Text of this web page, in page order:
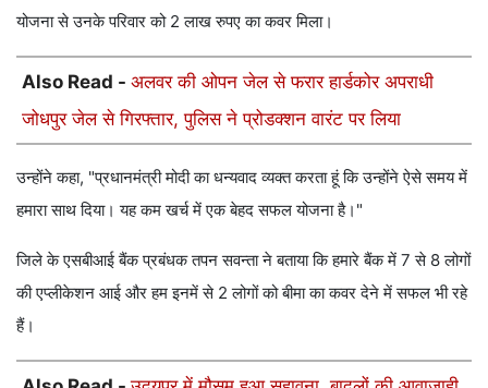
योजना से उनके परिवार को 2 लाख रुपए का कवर मिला।
Also Read - अलवर की ओपन जेल से फरार हार्डकोर अपराधी
जोधपुर जेल से गिरफ्तार, पुलिस ने प्रोडक्शन वारंट पर लिया
उन्होंने कहा, "प्रधानमंत्री मोदी का धन्यवाद व्यक्त करता हूं कि उन्होंने ऐसे समय में
हमारा साथ दिया। यह कम खर्च में एक बेहद सफल योजना है।"
जिले के एसबीआई बैंक प्रबंधक तपन सवन्ता ने बताया कि हमारे बैंक में 7 से 8 लोगों
की एप्लीकेशन आई और हम इनमें से 2 लोगों को बीमा का कवर देने में सफल भी रहे
हैं।